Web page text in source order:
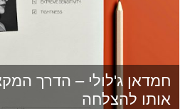
חמדאן ג'לולי – הדרך
אותו להצלחה